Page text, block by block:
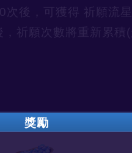
次後，可獲得 祈願流
祈願次數將重新累積
獎勵